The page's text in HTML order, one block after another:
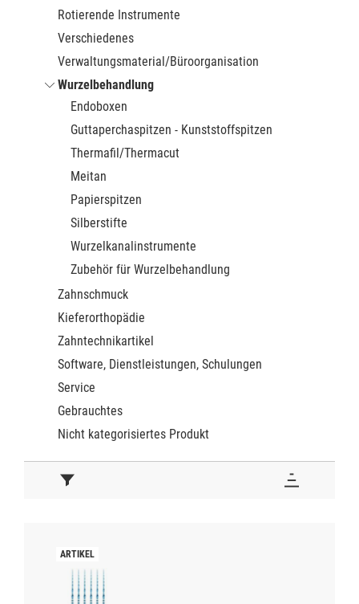
Rotierende Instrumente
Verschiedenes
Verwaltungsmaterial/Büroorganisation
Wurzelbehandlung
Endoboxen
Guttaperchaspitzen - Kunststoffspitzen
Thermafil/Thermacut
Meitan
Papierspitzen
Silberstifte
Wurzelkanalinstrumente
Zubehör für Wurzelbehandlung
Zahnschmuck
Kieferorthopädie
Zahntechnikartikel
Software, Dienstleistungen, Schulungen
Service
Gebrauchtes
Nicht kategorisiertes Produkt